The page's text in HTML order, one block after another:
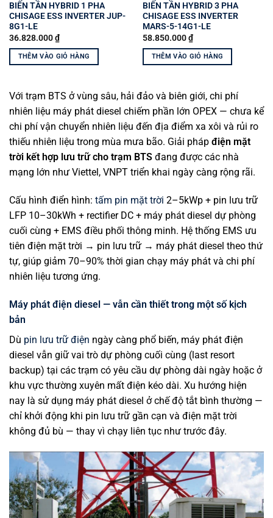
BIẾN TẦN HYBRID 1 PHA
CHISAGE ESS INVERTER JUP-
8G1-LE
36.828.000₫
THÊM VÀO GIỎ HÀNG
BIẾN TẦN HYBRID 3 PHA
CHISAGE ESS INVERTER
MARS-5-14G1-LE
58.850.000₫
THÊM VÀO GIỎ HÀNG
Với trạm BTS ở vùng sâu, hải đảo và biên giới, chi phí
nhiên liệu máy phát diesel chiếm phần lớn OPEX — chưa kể
chi phí vận chuyển nhiên liệu đến địa điểm xa xôi và rủi ro
thiếu nhiên liệu trong mùa mưa bão. Giải pháp điện mặt
trời kết hợp lưu trữ cho trạm BTS đang được các nhà
mạng lớn như Viettel, VNPT triển khai ngày càng rộng rãi.
Cấu hình điển hình: tấm pin mặt trời 2–5kWp + pin lưu trữ
LFP 10–30kWh + rectifier DC + máy phát diesel dự phòng
cuối cùng + EMS điều phối thông minh. Hệ thống EMS ưu
tiên điện mặt trời → pin lưu trữ → máy phát diesel theo thứ
tự, giúp giảm 70–90% thời gian chạy máy phát và chi phí
nhiên liệu tương ứng.
Máy phát điện diesel — vẫn cần thiết trong một số kịch
bản
Dù pin lưu trữ điện ngày càng phổ biến, máy phát điện
diesel vẫn giữ vai trò dự phòng cuối cùng (last resort
backup) tại các trạm có yêu cầu dự phòng dài ngày hoặc ở
khu vực thường xuyên mất điện kéo dài. Xu hướng hiện
nay là sử dụng máy phát diesel ở chế độ tắt bình thường —
chỉ khởi động khi pin lưu trữ gần cạn và điện mặt trời
không đủ bù — thay vì chạy liên tục như trước đây.